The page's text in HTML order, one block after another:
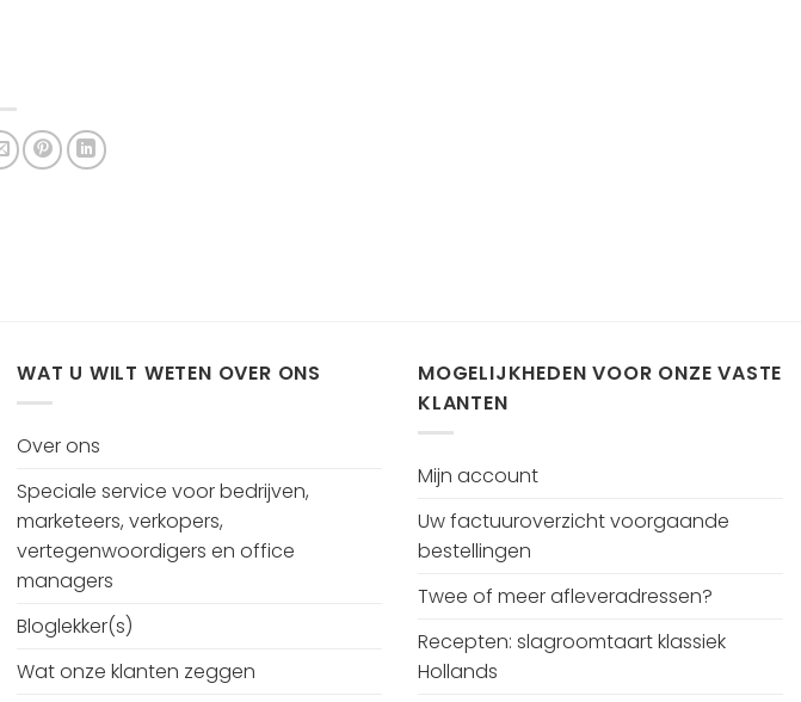
WAT U WILT WETEN OVER ONS
Over ons
Speciale service voor bedrijven,
marketeers, verkopers,
vertegenwoordigers en office
managers
Bloglekker(s)
Wat onze klanten zeggen
MOGELIJKHEDEN VOOR ONZE VASTE
KLANTEN
Mijn account
Uw factuuroverzicht voorgaande
bestellingen
Twee of meer afleveradressen?
Recepten: slagroomtaart klassiek
Hollands